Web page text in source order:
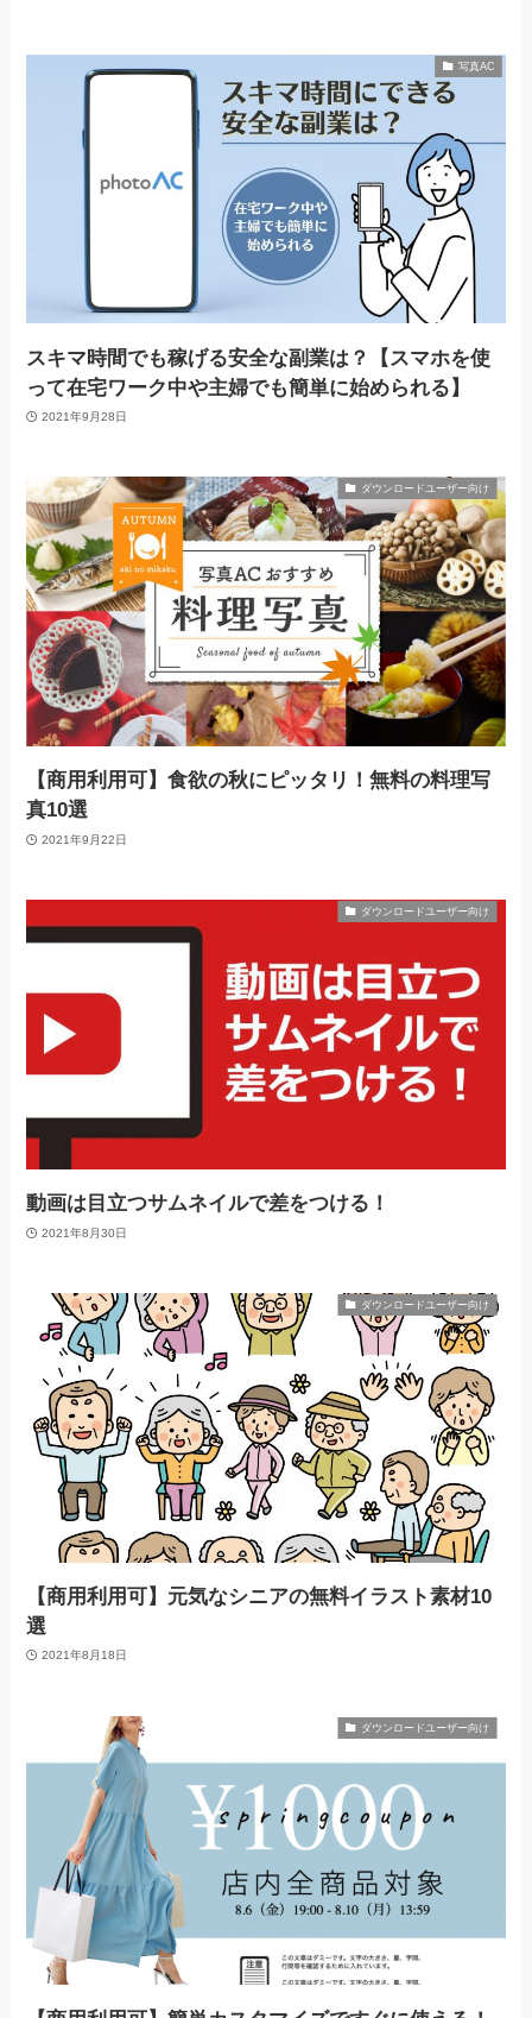
写真AC
スキマ時間でも稼げる安全な副業は？【スマホを使
って在宅ワーク中や主婦でも簡単に始められる】
2021年9月28日
ダウンロードユーザー向け
【商用利用可】食欲の秋にピッタリ！無料の料理写
真10選
2021年9月22日
ダウンロードユーザー向け
動画は目立つサムネイルで差をつける！
2021年8月30日
ダウンロードユーザー向け
【商用利用可】元気なシニアの無料イラスト素材10
選
2021年8月18日
ダウンロードユーザー向け